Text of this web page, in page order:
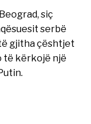
siç
serbë
gjitha çështjet
të kërkojë një